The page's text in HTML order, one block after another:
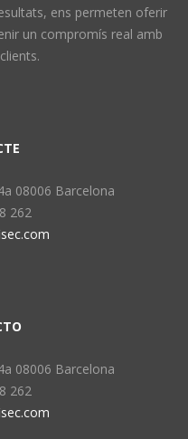
ens permeten oferir
un compromís real amb
08006 Barcelona
262
08006 Barcelona
262